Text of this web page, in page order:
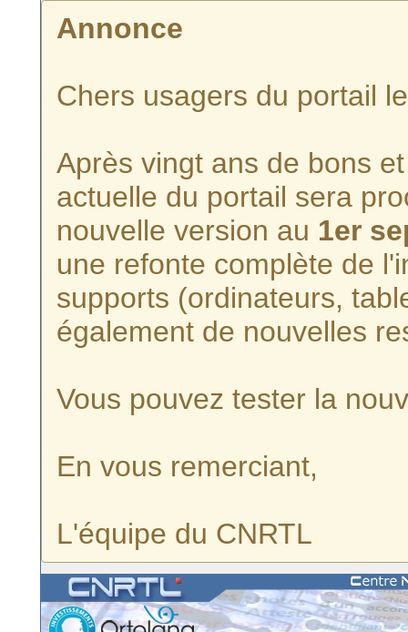
Annonce
Chers usagers du portail
Après vingt ans de bons
actuelle du portail sera
nouvelle version au 1er
une refonte complète de
supports (ordinateurs,
également de nouvelles
Vous pouvez tester la
En vous remerciant,
L'équipe du CNRTL